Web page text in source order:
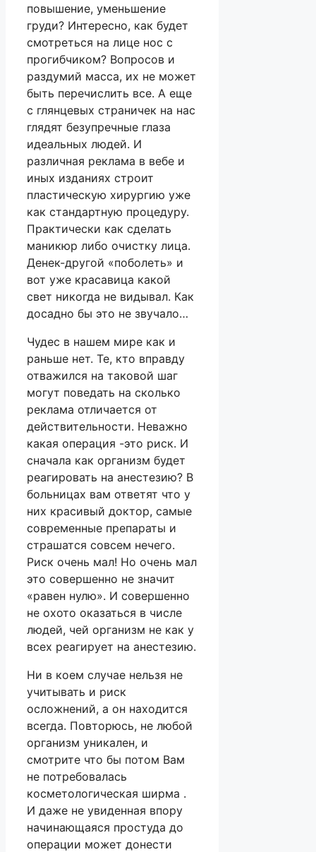
повышение, уменьшение
груди? Интересно, как будет
смотреться на лице нос с
прогибчиком? Вопросов и
раздумий масса, их не может
быть перечислить все. А еще
с глянцевых страничек на нас
глядят безупречные глаза
идеальных людей. И
различная реклама в вебе и
иных изданиях строит
пластическую хирургию уже
как стандартную процедуру.
Практически как сделать
маникюр либо очистку лица.
Денек-другой «поболеть» и
вот уже красавица какой
свет никогда не видывал. Как
досадно бы это не звучало…
Чудес в нашем мире как и
раньше нет. Те, кто вправду
отважился на таковой шаг
могут поведать на сколько
реклама отличается от
действительности. Неважно
какая операция -это риск. И
сначала как организм будет
реагировать на анестезию? В
больницах вам ответят что у
них красивый доктор, самые
современные препараты и
страшатся совсем нечего.
Риск очень мал! Но очень мал
это совершенно не значит
«равен нулю». И совершенно
не охото оказаться в числе
людей, чей организм не как у
всех реагирует на анестезию.
Ни в коем случае нельзя не
учитывать и риск
осложнений, а он находится
всегда. Повторюсь, не любой
организм уникален, и
смотрите что бы потом Вам
не потребовалась
косметологическая ширма .
И даже не увиденная впору
начинающаяся простуда до
операции может донести